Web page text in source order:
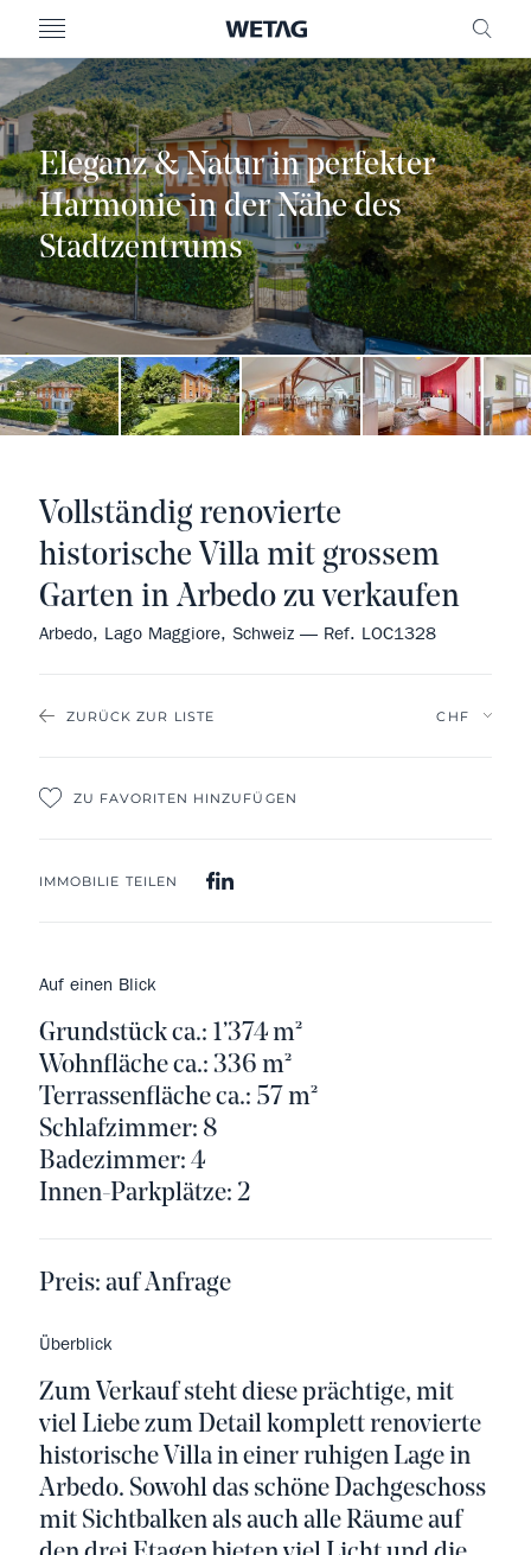
MENU
Eleganz & Natur in perfekter
Harmonie in der Nähe des
Stadtzentrums
ZURÜCK ZUR LISTE
ZU FAVORITEN HINZUFÜGEN
IMMOBILIE TEILEN
Vollständig renovierte
historische Villa mit grossem
Garten in Arbedo zu verkaufen
Arbedo, Lago Maggiore, Schweiz — Ref. LOC1328
Auf einen Blick
Grundstück ca.: 1’374 m²
Wohnfläche ca.: 336 m²
Terrassenfläche ca.: 57 m²
Schlafzimmer: 8
Badezimmer: 4
Innen-Parkplätze: 2
Preis: auf Anfrage
Überblick
Zum Verkauf steht diese prächtige, mit
viel Liebe zum Detail komplett renovierte
historische Villa in einer ruhigen Lage in
Arbedo. Sowohl das schöne Dachgeschoss
mit Sichtbalken als auch alle Räume auf